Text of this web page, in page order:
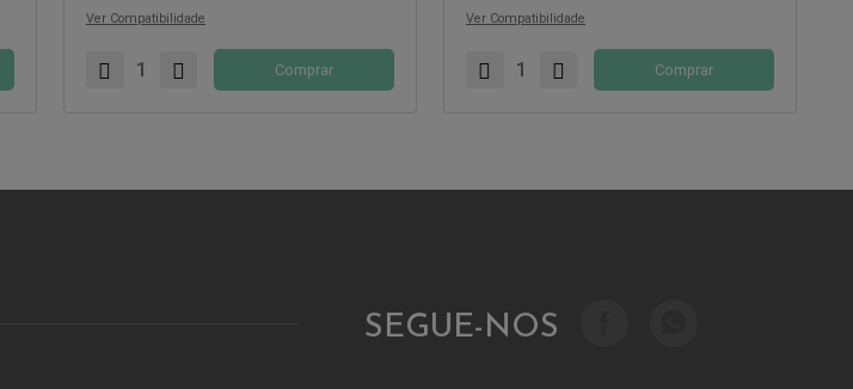
Ver Compatibilidade
Comprar
Ver Compatibilidade
Comprar
SEGUE-NOS